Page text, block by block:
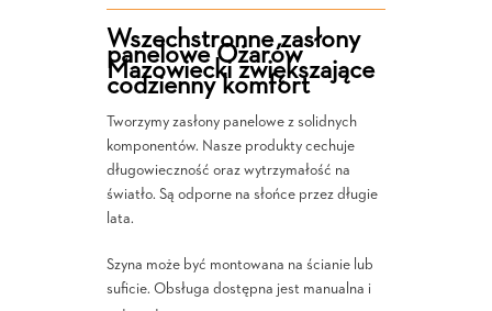
Wszechstronne zasłony
panelowe Ożarów
Mazowiecki zwiększające
codzienny komfort
Tworzymy zasłony panelowe z solidnych
komponentów. Nasze produkty cechuje
długowieczność oraz wytrzymałość na
światło. Są odporne na słońce przez długie
lata.
Szyna może być montowana na ścianie lub
suficie. Obsługa dostępna jest manualna i